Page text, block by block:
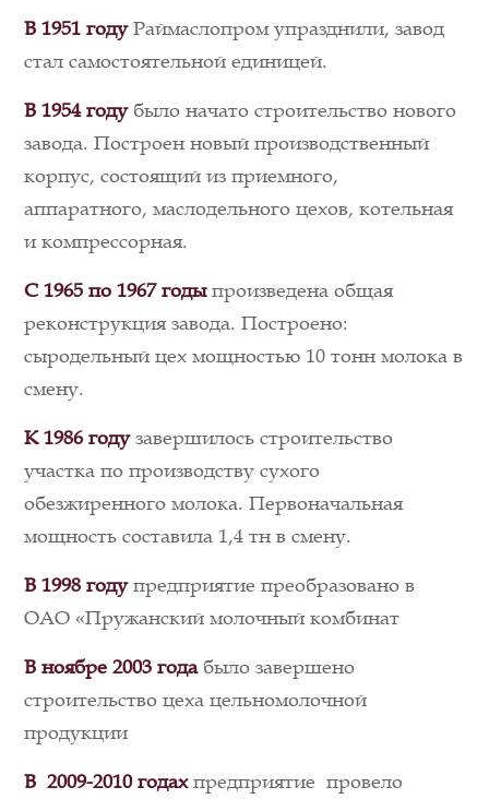
В 1951 годуРаймаслопром упразднили, завод
стал самостоятельной единицей.
В 1954 годубыло начато строительство нового
завода. Построен новый производственный
корпус, состоящий из приемного,
аппаратного, маслодельного цехов, котельная
и компрессорная.
С 1965 по 1967 годыпроизведена общая
реконструкция завода. Построено:
сыродельный цех мощностью 10 тонн молока в
смену.
К 1986 годузавершилось строительство
участка по производству сухого
обезжиренного молока. Первоначальная
мощность составила 1,4 тн в смену.
В 1998 годупредприятие преобразовано в
ОАО «Пружанский молочный комбинат
В ноябре 2003 года было завершено
строительство цеха цельномолочной
продукции
В 2009-2010 годахпредприятие провело